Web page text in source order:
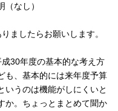
なし）
ましたらお願いします。
30年度の基本的な考え方
も、基本的には来年度予算
いうのは機能がしにくいと
か。ちょっとまとめて聞か